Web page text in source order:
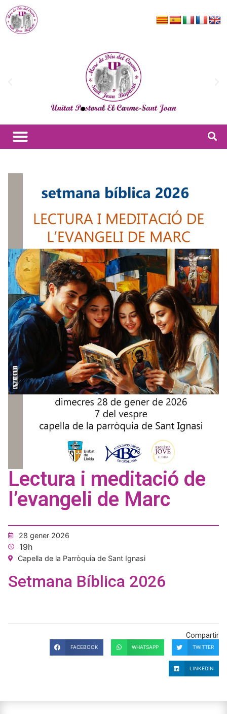
Lectura i meditació de
l’evangeli de Marc
28 gener 2026
19h
Capella de la Parròquia de Sant Ignasi
Setmana Bíblica 2026
Compartir
FACEBOOK WHATSAPP TWITTER
LINKEDIN